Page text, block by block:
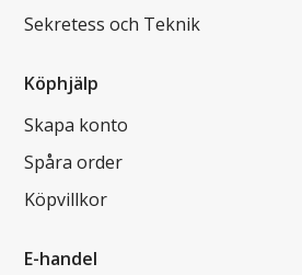
Sekretess och Teknik
Köphjälp
Skapa konto
Spåra order
Köpvillkor
E-handel